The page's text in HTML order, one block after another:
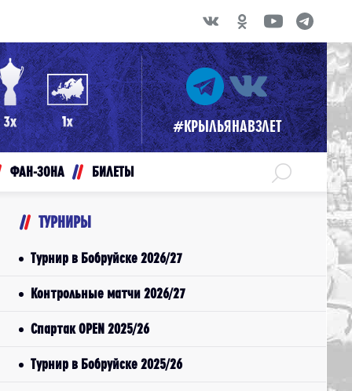
#КРЫЛЬЯНАВЗЛЕТ
ФАН-ЗОНА БИЛЕТЫ
ТУРНИРЫ
Турнир в Бобруйске 2026/27
Контрольные матчи 2026/27
Спартак OPEN 2025/26
Турнир в Бобруйске 2025/26